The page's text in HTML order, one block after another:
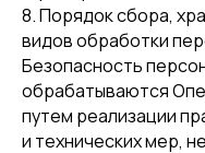
8. Порядок сбора,
видов обработки
Безопасность
обрабатываются
путем реализации
и технических мер,
бизнес